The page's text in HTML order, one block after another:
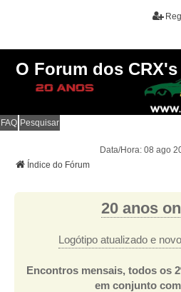
O Forum dos
FAQ Pesquisar
Data/Hora: 08 ago
Índice do Fórum
20 anos
Logótipo atualizado e
Encontros mensais, todos os
em conjunto